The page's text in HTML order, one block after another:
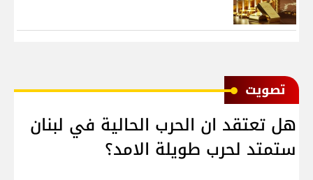
ﺗﺼﻮﻳﺖ
هل تعتقد ان الحرب الحالية في لبنان
ستمتد لحرب طويلة الامد؟